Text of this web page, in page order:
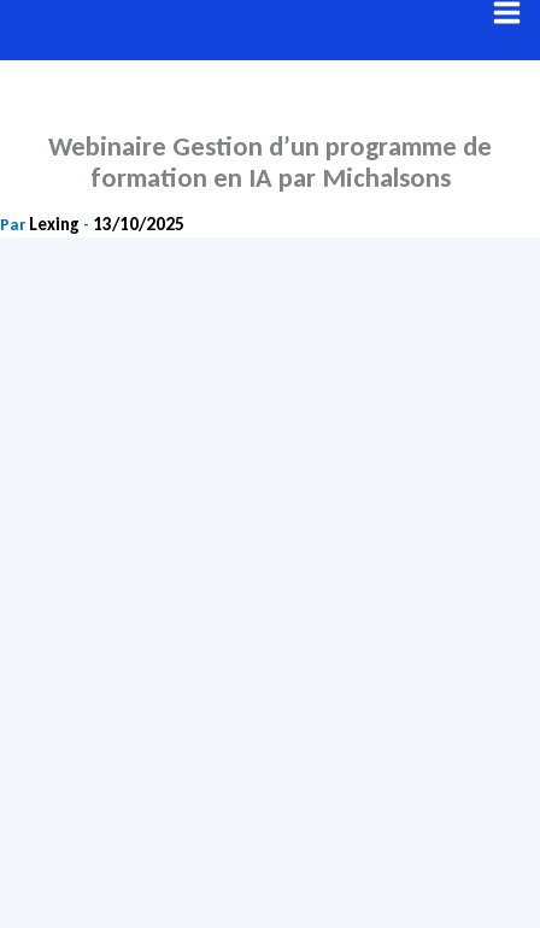
au
Webinaire Gestion d’un programme de
formation en IA par Michalsons
Par Lexing - 13/10/2025